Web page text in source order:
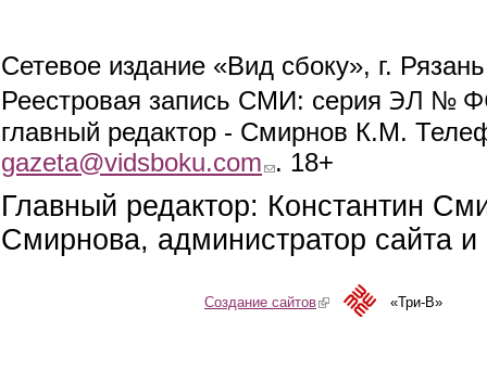
Сетевое издание «Вид сбоку», г.
Реестровая запись СМИ: серия ЭЛ №
главный редактор - Смирнов К.М.
gazeta@vidsboku.com (link sends e-mail)
. 18+
Главный редактор: Константин
Смирнова, администратор сайта
Создание сайтов(link is external)«Три-В»